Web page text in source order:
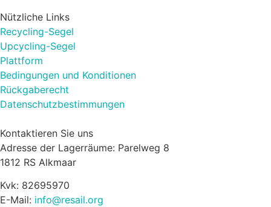
Nützliche Links
Recycling-Segel
Upcycling-Segel
Plattform
Bedingungen und Konditionen
Rückgaberecht
Datenschutzbestimmungen
Kontaktieren Sie uns
Adresse der Lagerräume: Parelweg 8
1812 RS Alkmaar
Kvk: 82695970
E-Mail: info@resail.org